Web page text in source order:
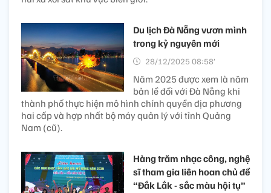
Du lịch Đà Nẵng vươn mình
trong kỷ nguyên mới
28/12/2025 08:58’
Năm 2025 được xem là năm
bản lề đối với Đà Nẵng khi
thành phố thực hiện mô hình chính quyền địa phương
hai cấp và hợp nhất bộ máy quản lý với tỉnh Quảng
Nam (cũ).
Hàng trăm nhạc công, nghệ
sĩ tham gia liên hoan chủ đề
“Đắk Lắk - sắc màu hội tụ”